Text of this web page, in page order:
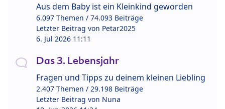
Aus dem Baby ist ein Kleinkind geworden
6.097 Themen / 74.093 Beiträge
Letzter Beitrag von Petar2025
6. Jul 2026 11:11
Das 3. Lebensjahr
Fragen und Tipps zu deinem kleinen Liebling
2.407 Themen / 29.198 Beiträge
Letzter Beitrag von Nuna